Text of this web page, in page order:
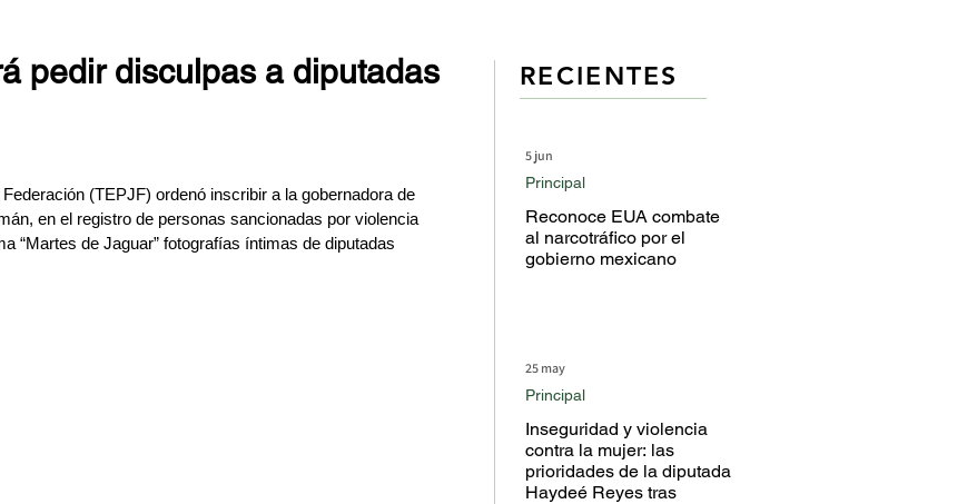
pedir disculpas a diputadas
(TEPJF) ordenó inscribir a la gobernadora de
en el registro de personas sancionadas por violencia
“Martes de Jaguar” fotografías íntimas de diputadas
Reconoce EUA combate
al narcotráfico por el
gobierno mexicano
Principal
5 jun
Inseguridad y violencia
contra la mujer: las
prioridades de la diputada
Haydeé Reyes tras
Principal
25 may
RECIENTES